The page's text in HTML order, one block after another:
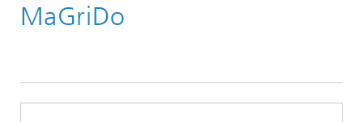
Projekte
MaGriDo